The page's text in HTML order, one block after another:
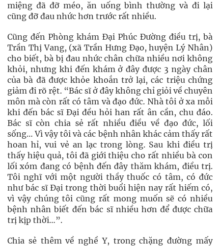
miệng đã đỡ méo, ăn uống bình thường và đi lại
cũng đỡ đau nhức hơn trước rất nhiều.
Cũng đến Phòng khám Đại Phúc Đường điều trị, bà
Trần Thị Vang, (xã Trần Hưng Đạo, huyện Lý Nhân)
cho biết, bà bị đau nhức chân chữa nhiều nơi không
khỏi, nhưng khi đến khám ở đây được 3 ngày chân
của bà đã được khỏe khoắn trở lại, các triệu chứng
giảm đi rõ rệt. “Bác sĩ ở đây không chỉ giỏi về chuyên
môn mà còn rất có tâm và đạo đức. Nhà tôi ở xa mỗi
khi đến bác sĩ Đại đều hỏi han rất ân cần, chu đáo.
Bác sĩ còn chia sẻ rất nhiều điều về đạo đức, lối
sống… Vì vậy tôi và các bệnh nhân khác cảm thấy rất
hoan hỉ, vui vẻ an lạc trong lòng. Sau khi điều trị
thấy hiệu quả, tôi đã giới thiệu cho rất nhiều bà con
lối xóm đang có bệnh đến đây thăm khám, điều trị.
Tôi nghĩ với một người thầy thuốc có tâm, có đức
như bác sĩ Đại trong thời buổi hiện nay rất hiếm có,
vì vậy chúng tôi cũng rất mong muốn sẽ có nhiều
bệnh nhân biết đến bác sĩ nhiều hơn để được chữa
trị kịp thời…”.
Chia sẻ thêm về nghề Y, trong chặng đường mấy